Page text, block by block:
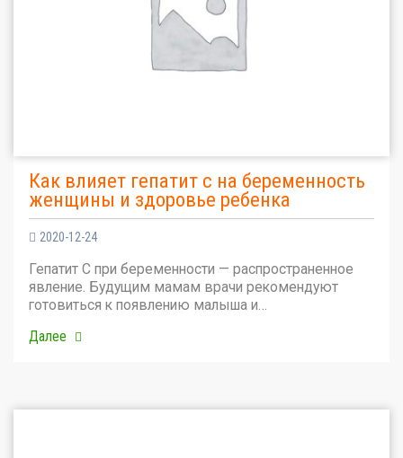
Как влияет гепатит с на беременность
женщины и здоровье ребенка
2020-12-24
Гепатит С при беременности — распространенное
явление. Будущим мамам врачи рекомендуют
готовиться к появлению малыша и…
Далее